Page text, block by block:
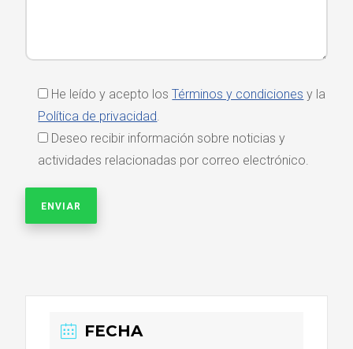
He leído y acepto losTérminos y condiciones y la
Política de privacidad.
Deseo recibir información sobre noticias y
actividades relacionadas por correo electrónico.
FECHA